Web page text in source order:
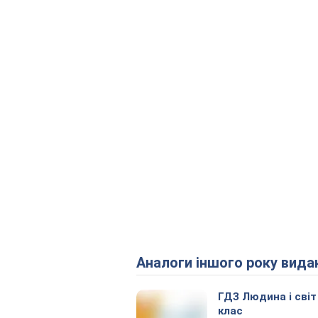
Аналоги іншого року
ГДЗ Людина і
клас